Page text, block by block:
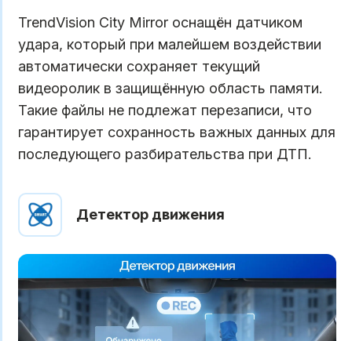
TrendVision City Mirror оснащён датчиком
удара, который при малейшем воздействии
автоматически сохраняет текущий
видеоролик в защищённую область памяти.
Такие файлы не подлежат перезаписи, что
гарантирует сохранность важных данных для
последующего разбирательства при ДТП.
Детектор движения